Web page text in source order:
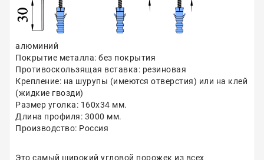
алюминий
Покрытие металла: без покрытия
Противоскользящая вставка: резиновая
Крепление: на шурупы (имеются отверстия) или на клей
(жидкие гвозди)
Размер уголка: 160х34 мм.
Длина профиля: 3000 мм.
Производство: Россия
Это самый широкий угловой порожек из всех